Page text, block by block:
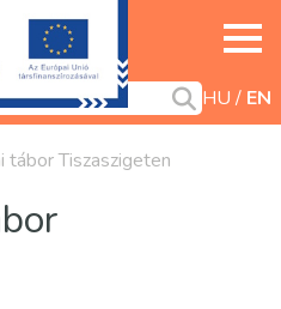
HU EN
tábor Tiszaszigeten